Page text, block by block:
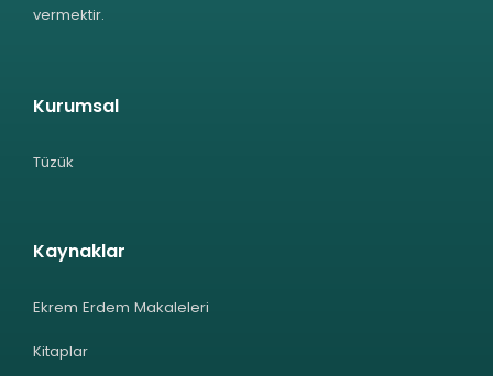
vermektir.
Kurumsal
Tüzük
Kaynaklar
Ekrem Erdem Makaleleri
Kitaplar